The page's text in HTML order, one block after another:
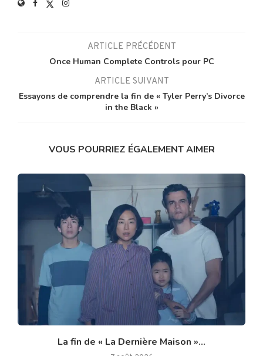
ARTICLE PRÉCÉDENT
Once Human Complete Controls pour PC
ARTICLE SUIVANT
Essayons de comprendre la fin de « Tyler Perry’s Divorce
in the Black »
VOUS POURRIEZ ÉGALEMENT AIMER
La fin de « La Dernière Maison »...